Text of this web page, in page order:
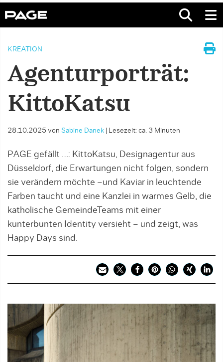
KREATION
Agenturporträt:
KittoKatsu
28.10.2025 von Sabine Danek Lesezeit: ca. 3 Minuten
PAGE gefällt …: KittoKatsu, Designagentur aus
Düsseldorf, die Erwartungen nicht folgen, sondern
sie verändern möchte –und Kaviar in leuchtende
Farben taucht und eine Kanzlei in warmes Gelb, die
katholische GemeindeTeams mit einer
kunterbunten Identity versieht – und zeigt, was
Happy Days sind.